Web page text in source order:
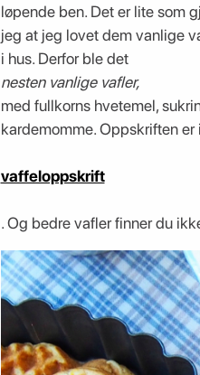
løpende ben. Det er lite som
jeg at jeg lovet dem vanlige
i hus. Derfor ble det
nesten vanlige vafler,
med fullkorns hvetemel,
kardemomme. Oppskriften
vaffeloppskrift
. Og bedre vafler finner du